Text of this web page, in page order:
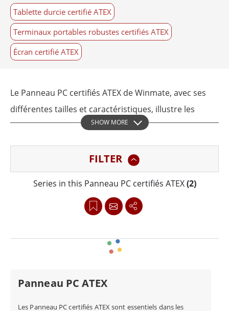
Tablette durcie certifié ATEX
Terminaux portables robustes certifiés ATEX
Écran certifié ATEX
Le Panneau PC certifiés ATEX de Winmate, avec ses
différentes tailles et caractéristiques, illustre les
avantages que les panneaux PC certifiés ATEX
Panneau PC sont conçus pour répondre aux normes
de sécurité les plus strictes et fonctionner
efficacement dans les conditions les plus difficiles.
s'assurer que les systèmes de panneaux PC de qualité
ATEX fonctionnent de manière fiable dans les
refroidissement sans ventilateur avec des solutions
de dissipation thermique ou de tuyaux de chaleur
SHOW MORE
FILTER
Series in this Panneau PC certifiés ATEX(2)
Panneau PC ATEX
Les Panneau PC certifiés ATEX sont essentiels dans les